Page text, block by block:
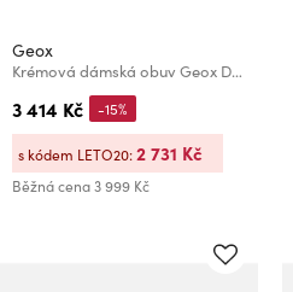
Geox
Krémová dámská obuv Geox Desya B ABX
3 414 Kč
Běžná cena3 999 Kč
-15%
s kódem LETO20:2 731 Kč